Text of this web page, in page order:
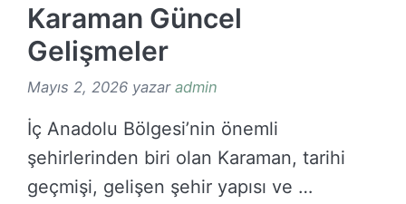
Karaman Güncel
Gelişmeler
Mayıs 2, 2026 yazar admin
İç Anadolu Bölgesi’nin önemli
şehirlerinden biri olan Karaman, tarihi
geçmişi, gelişen şehir yapısı ve …